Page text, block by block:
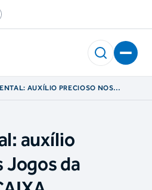
AUXÍLIO PRECIOSO NOS
auxílio
Jogos da